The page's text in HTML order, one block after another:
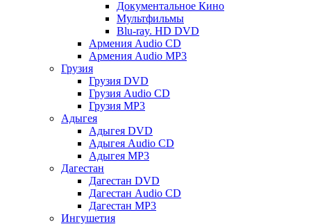
Документальное Кино
Мультфильмы
Blu-ray. HD DVD
Армения Audio CD
Армения Audio MP3
Грузия
Грузия DVD
Грузия Audio CD
Грузия MP3
Адыгея
Адыгея DVD
Адыгея Audio CD
Адыгея MP3
Дагестан
Дагестан DVD
Дагестан Audio CD
Дагестан MP3
Ингушетия